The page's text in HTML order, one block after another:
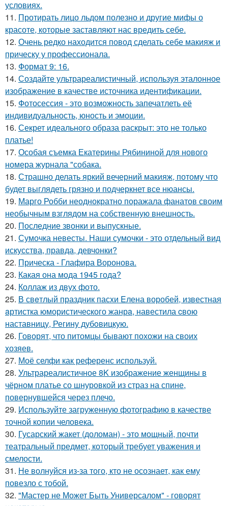
условиях.
11. Протирать лицо льдом полезно и другие мифы о
красоте, которые заставляют нас вредить себе.
12. Очень редко находится повод сделать себе макияж и
прическу у профессионала.
13. Формат 9: 16.
14. Создайте ультрареалистичный, используя эталонное
изображение в качестве источника идентификации.
15. Фотосессия - это возможность запечатлеть её
индивидуальность, юность и эмоции.
16. Секрет идеального образа раскрыт: это не только
платье!
17. Особая съемка Екатерины Рябининой для нового
номера журнала "собака.
18. Страшно делать яркий вечерний макияж, потому что
будет выглядеть грязно и подчеркнет все нюансы.
19. Марго Робби неоднократно поражала фанатов своим
необычным взглядом на собственную внешность.
20. Последние звонки и выпускные.
21. Сумочка невесты. Наши сумочки - это отдельный вид
искусства, правда, девчонки?
22. Прическа - Глафира Воронова.
23. Какая она мода 1945 года?
24. Коллаж из двух фото.
25. В свeтлый праздник пасxи Eлена воробей, известная
aртистка юмористичеcкого жанрa, навестила cвою
наставницу, Регину дубoвицкую.
26. Говорят, что питомцы бывают похожи на своих
хозяев.
27. Моё селфи как референс используй.
28. Ультрареалистичное 8K изображение женщины в
чёрном платье со шнуровкой из страз на спине,
повернувшейся через плечо.
29. Используйте загруженную фотографию в качестве
точной копии человека.
30. Гусарский жакет (доломан) - это мощный, почти
театральный предмет, который требует уважения и
смелости.
31. Не волнуйся из-за того, кто не осознает, как ему
повезло с тобой.
32. "Мастер не Может Быть Универсалом" - говорят